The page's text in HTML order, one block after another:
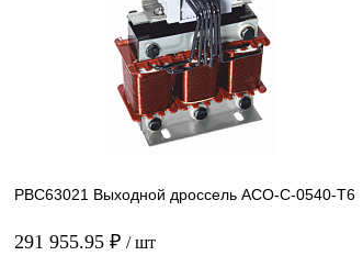
Сравнение
Под заказ
PBC63021 Выходной дроссель ACO-C-0540-T6
291 955.95 ₽ / шт